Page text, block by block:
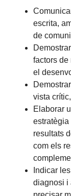
escrita,
de
factors de
el
vista
Elaborar
resultats
com els
Indicar
diagnosi i